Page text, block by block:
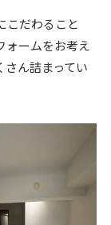
こだわること
ォームをお考え
ん詰まってい